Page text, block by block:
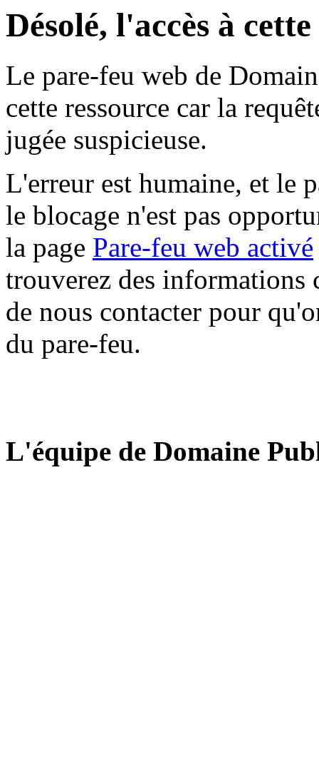
Désolé, l'accès à
Le pare-feu web de
cette ressource car la
jugée suspicieuse.
L'erreur est humaine, et le
le blocage n'est pas
la page Pare-feu web activé
trouverez des informations
de nous contacter pour
du pare-feu.
L'équipe de Domaine